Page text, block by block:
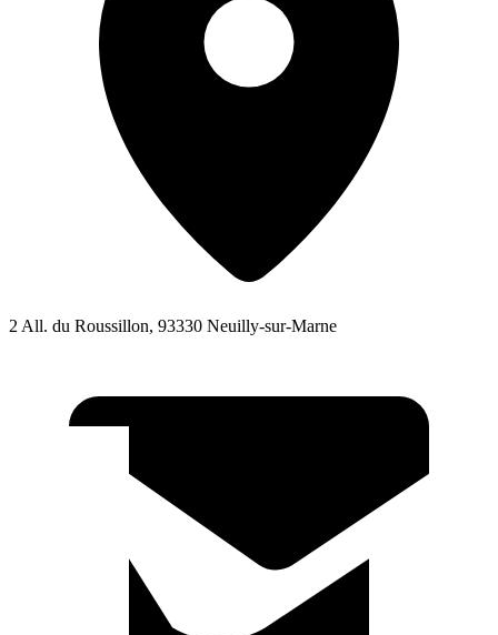
2 All. du Roussillon, 93330 Neuilly-sur-Marne